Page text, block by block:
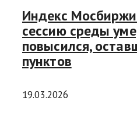
Индекс
сессию среды
повысился,
пунктов
19.03.2026